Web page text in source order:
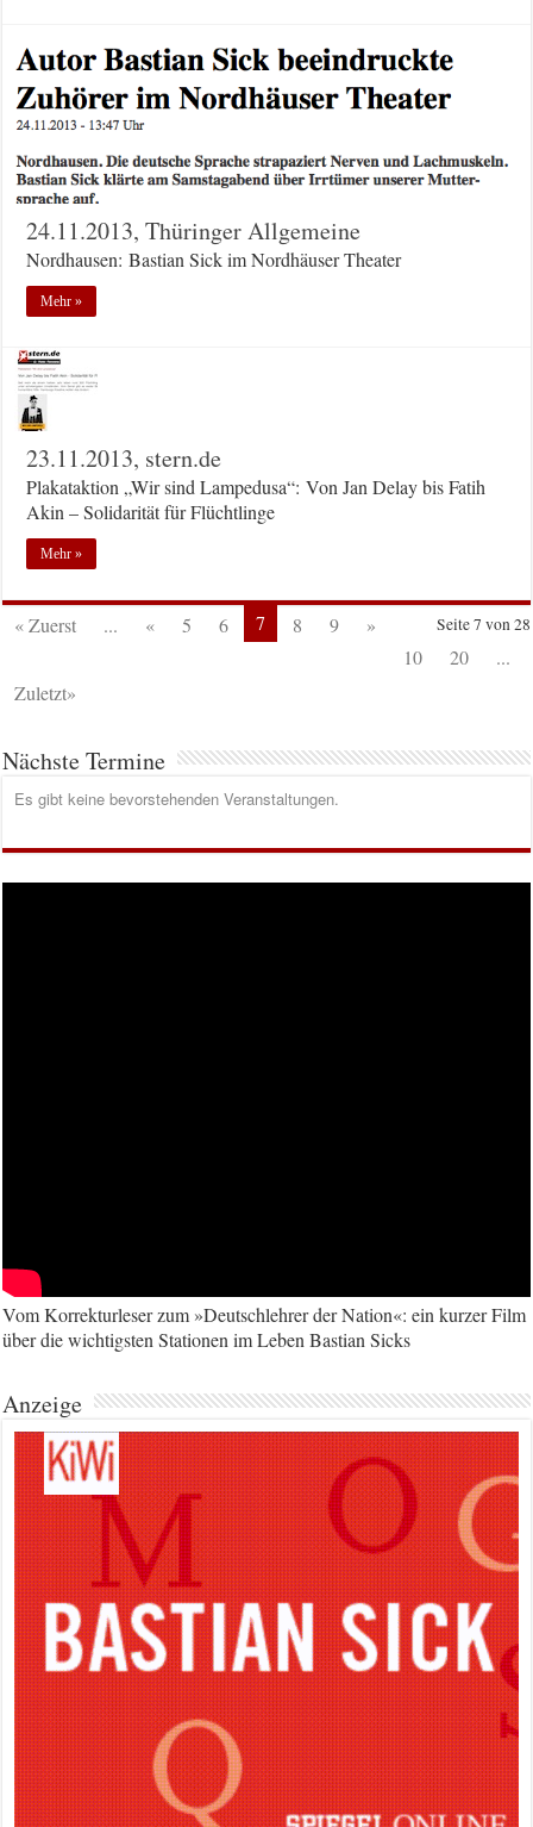
24.11.2013, Thüringer Allgemeine
Nordhausen: Bastian Sick im Nordhäuser Theater
Mehr »
23.11.2013, stern.de
Plakataktion „Wir sind Lampedusa“: Von Jan Delay bis Fatih
Akin – Solidarität für Flüchtlinge
Mehr »
Seite 7 von 28
« Zuerst ... « 5 6 7 8 9
»
10
20
...
Zuletzt»
Nächste Termine
Es gibt keine bevorstehenden Veranstaltungen.
Vom Korrekturleser zum »Deutschlehrer der Nation«: ein kurzer Film
über die wichtigsten Stationen im Leben Bastian Sicks
Anzeige